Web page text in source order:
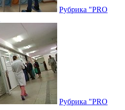
Рубрика "PRO
Рубрика "PRO